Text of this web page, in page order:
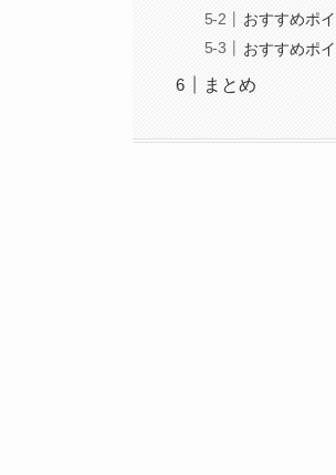
おすすめポ
おすすめポ
まとめ